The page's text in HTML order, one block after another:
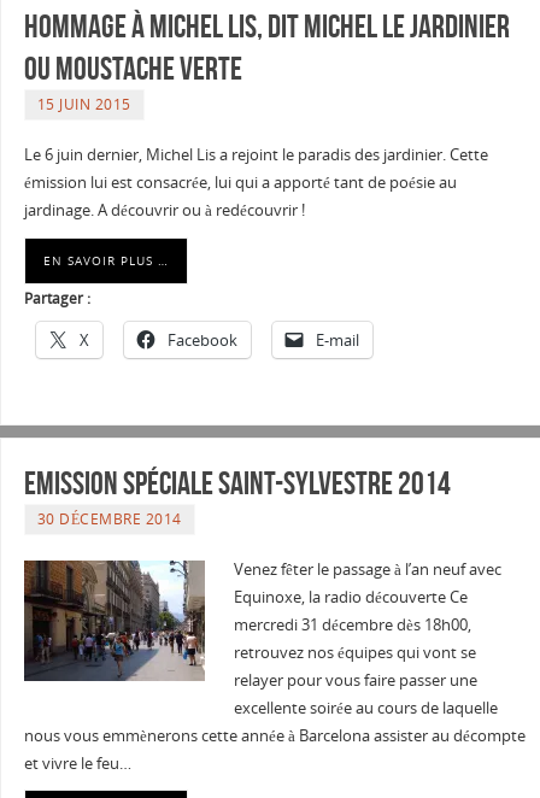
hommage à Michel Lis, dit Michel le Jardinier
ou Moustache verte
15 JUIN 2015
Le 6 juin dernier, Michel Lis a rejoint le paradis des jardinier. Cette
émission lui est consacrée, lui qui a apporté tant de poésie au
jardinage. A découvrir ou à redécouvrir !
EN SAVOIR PLUS …
Partager :
X Facebook E-mail
Emission spéciale Saint-Sylvestre 2014
30 DÉCEMBRE 2014
Venez fêter le passage à l’an neuf avec
Equinoxe, la radio découverte Ce
mercredi 31 décembre dès 18h00,
retrouvez nos équipes qui vont se
relayer pour vous faire passer une
excellente soirée au cours de laquelle
nous vous emmènerons cette année à Barcelona assister au décompte
et vivre le feu…